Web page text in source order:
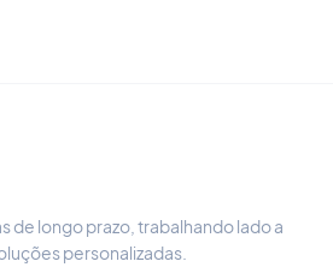
de longo prazo, trabalhando lado a
personalizadas.